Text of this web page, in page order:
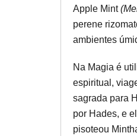
Apple Mint
perene
ambientes
Na Magia é
espiritual,
sagrada para
por Hades, e
pisoteou